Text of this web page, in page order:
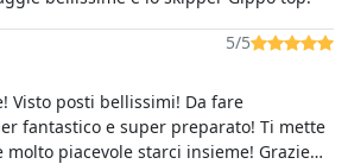
5/5
Visto posti bellissimi! Da fare
fantastico e super preparato! Ti mette
piacevole starci insieme! Grazie